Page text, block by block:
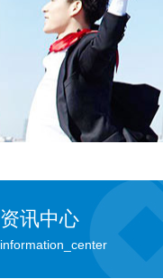
资讯中心
information_center